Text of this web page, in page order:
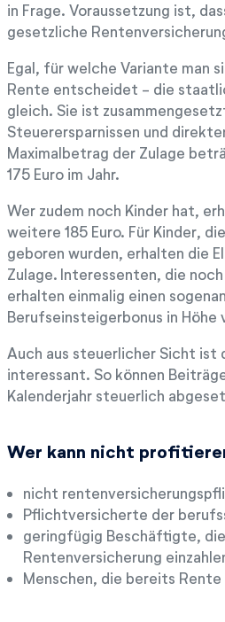
in Frage. Voraussetzung ist,
gesetzliche
Egal, für welche Variante man
Rente entscheidet - die
gleich. Sie ist
Steuerersparnissen und
Maximalbetrag der Zulage
175 Euro im Jahr.
Wer zudem noch Kinder hat,
weitere 185 Euro. Für Kinder,
geboren wurden, erhalten die
Zulage. Interessenten, die
erhalten einmalig einen
Berufseinsteigerbonus in Höhe
Auch aus steuerlicher Sicht ist
interessant. So können
Kalenderjahr steuerlich
Wer kann nicht
nicht
Pflichtversicherte der
geringfügig Beschäftigte,
Rentenversicherung
Menschen, die bereits Rente